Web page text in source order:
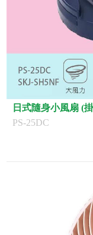
日式隨身小風扇 (
PS-25DC